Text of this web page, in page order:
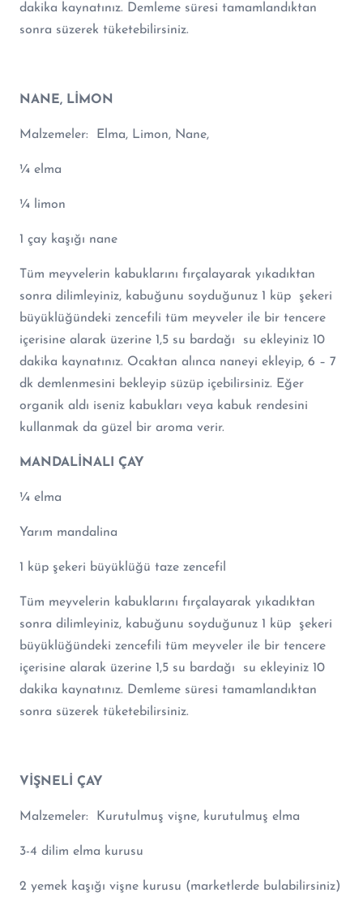
dakika kaynatınız. Demleme süresi tamamlandıktan
sonra süzerek tüketebilirsiniz.
NANE, LİMON
Malzemeler: Elma, Limon, Nane,
¼ elma
¼ limon
1 çay kaşığı nane
Tüm meyvelerin kabuklarını fırçalayarak yıkadıktan
sonra dilimleyiniz, kabuğunu soyduğunuz 1 küp şekeri
büyüklüğündeki zencefili tüm meyveler ile bir tencere
içerisine alarak üzerine 1,5 su bardağı su ekleyiniz 10
dakika kaynatınız. Ocaktan alınca naneyi ekleyip, 6 – 7
dk demlenmesini bekleyip süzüp içebilirsiniz. Eğer
organik aldı iseniz kabukları veya kabuk rendesini
kullanmak da güzel bir aroma verir.
MANDALİNALI ÇAY
¼ elma
Yarım mandalina
1 küp şekeri büyüklüğü taze zencefil
Tüm meyvelerin kabuklarını fırçalayarak yıkadıktan
sonra dilimleyiniz, kabuğunu soyduğunuz 1 küp şekeri
büyüklüğündeki zencefili tüm meyveler ile bir tencere
içerisine alarak üzerine 1,5 su bardağı su ekleyiniz 10
dakika kaynatınız. Demleme süresi tamamlandıktan
sonra süzerek tüketebilirsiniz.
VİŞNELİ ÇAY
Malzemeler: Kurutulmuş vişne, kurutulmuş elma
3-4 dilim elma kurusu
2 yemek kaşığı vişne kurusu (marketlerde bulabilirsiniz)